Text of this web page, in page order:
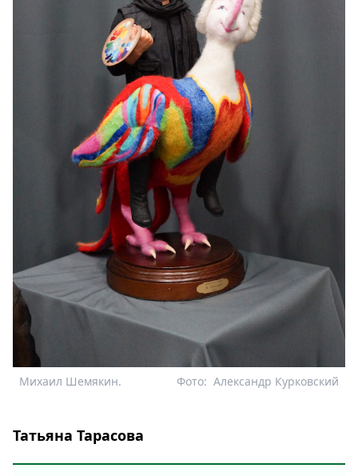
Михаил Шемякин. Александр Курковский
Фото:
Татьяна Тарасова